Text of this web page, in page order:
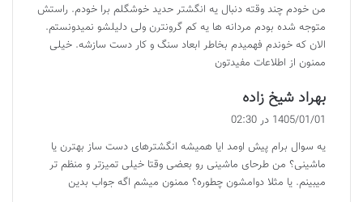
:
من خودم چند وقته دنبال یه انگشتر حدید خوشگلم برا خودم. راستش
متوجه شده بودم مردانه ها یه کم گرونترن ولی دلیلشو نمیدونستم.
الان که خوندم فهمیدم بخاطر ابعاد سنگ و کار دست سازشه. خیلی
ممنون از اطلاعات مفیدتون
بهراد شیخ زاده
ف
:
1405/01/01 در 02:30
یه سوال برام پیش اومد ایا همیشه انگشترهای دست ساز بهترن یا
ماشینی؟ من طرحای ماشینی رو بعضی وقتا خیلی تمیزتر و منظم تر
میبینم. یا مثلا دوامشون چطوره؟ ممنون میشم اگه جواب بدین